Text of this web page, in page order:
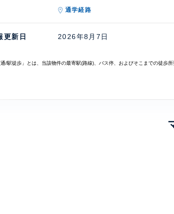
通学経路
更新日 2026年8月7日
/駅徒歩」とは、当該物件の最寄駅(路線)、バス停、およびそこまでの徒歩所